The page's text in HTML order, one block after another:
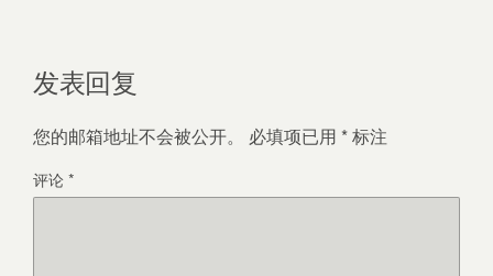
发表回复
您的邮箱地址不会被公开。 必填项已用 *标注
评论*